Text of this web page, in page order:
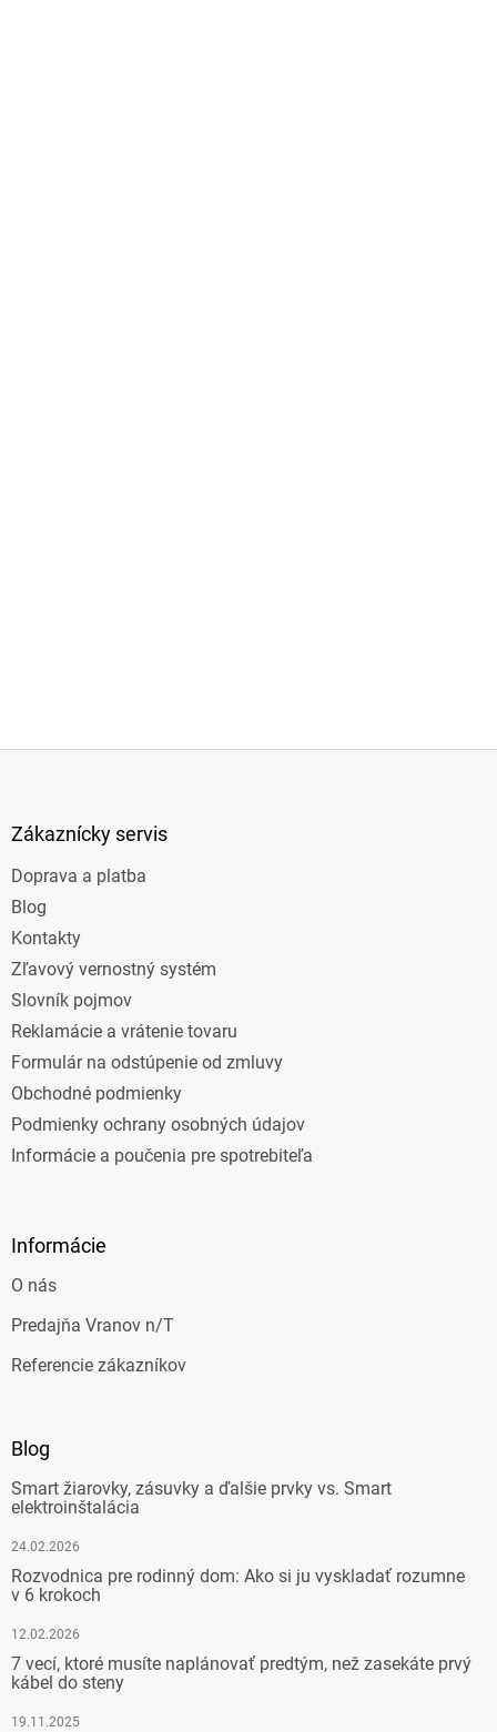
Zákaznícky servis
Doprava a platba
Blog
Kontakty
Zľavový vernostný systém
Slovník pojmov
Reklamácie a vrátenie tovaru
Formulár na odstúpenie od zmluvy
Obchodné podmienky
Podmienky ochrany osobných údajov
Informácie a poučenia pre spotrebiteľa
Informácie
O nás
Predajňa Vranov n/T
Referencie zákazníkov
Blog
Smart žiarovky, zásuvky a ďalšie prvky vs. Smart
elektroinštalácia
24.02.2026
Rozvodnica pre rodinný dom: Ako si ju vyskladať rozumne
v 6 krokoch
12.02.2026
7 vecí, ktoré musíte naplánovať predtým, než zasekáte prvý
kábel do steny
19.11.2025